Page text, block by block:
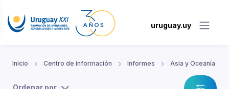
uruguay.uy
Inicio Centro de información Informes Asia y Oceanía